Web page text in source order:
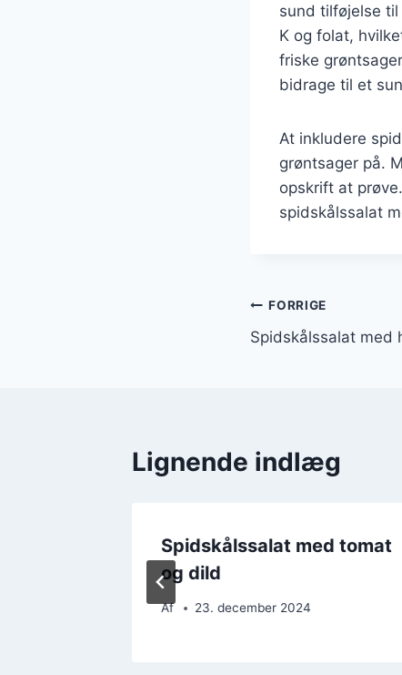
sund tilføjelse til
K og folat,
friske
bidrage til et
At inkludere
grøntsager på.
opskrift at
spidskålssalat
FORRIGE
Spidskålssalat med
Lignende indlæg
Spidskålssalat med tomat
og dild
Af 23. december 2024